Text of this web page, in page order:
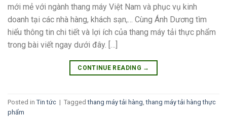
mới mẻ với ngành thang máy Việt Nam và phục vụ kinh
doanh tại các nhà hàng, khách sạn,… Cùng Ánh Dương tìm
hiểu thông tin chi tiết và lợi ích của thang máy tải thực phẩm
trong bài viết ngay dưới đây. […]
CONTINUE READING →
Posted in Tin tức | Taggedthang máy tải hàng,thang máy tải hàng thực
phẩm